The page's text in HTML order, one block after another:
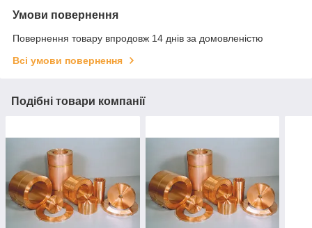
Умови повернення
Повернення товару впродовж 14 днів за домовленістю
Всі умови повернення
Подібні товари компанії